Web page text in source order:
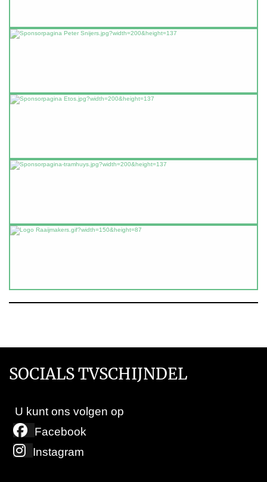
SOCIALS TVSCHIJNDEL
U kunt ons volgen op
Facebook
Instagram